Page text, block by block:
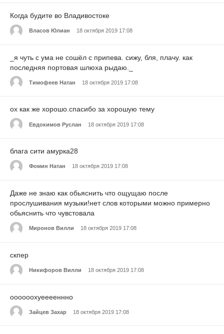
Когда будите во Владивостоке
Власов Юлиан 18 октября 2019 17:08
_я чуть с ума не сошёл с припева. сижу, бля, плачу. как
последняя портовая шлюха рыдаю._
Тимофеев Натан 18 октября 2019 17:08
ох как же хорошо.спасибо за хорошую тему
Евдокимов Руслан 18 октября 2019 17:08
блага сити амурка28
Фомин Натан 18 октября 2019 17:08
Даже не знаю как обьяснить что ощущаю после
прослушивания музыки!нет слов которыми можно примерно
обьяснить что чувстовала
Миронов Вилли 18 октября 2019 17:08
скпер
Никифоров Вилли 18 октября 2019 17:08
оооооохуееееннно
Зайцев Захар 18 октября 2019 17:08